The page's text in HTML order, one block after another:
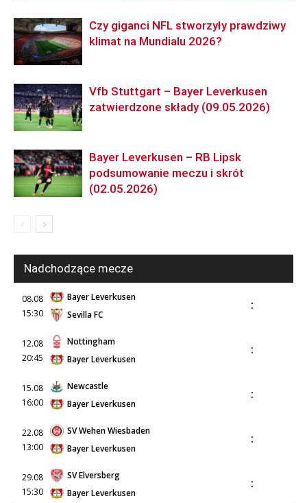
Czy giganci NFL stworzyły prawdziwy
klimat na Mundialu 2026?
Vfb Stuttgart – Bayer Leverkusen
zatwierdzone składy (09.05.2026)
Bayer Leverkusen – RB Lipsk
podsumowanie meczu i skrót
(02.05.2026)
Nadchodzące mecze
08.08
15:30
Bayer Leverkusen
Sevilla FC
:
12.08
20:45
Nottingham
Bayer Leverkusen
:
15.08
16:00
Newcastle
Bayer Leverkusen
:
22.08
13:00
SV Wehen Wiesbaden
Bayer Leverkusen
:
29.08
15:30
SV Elversberg
Bayer Leverkusen
: